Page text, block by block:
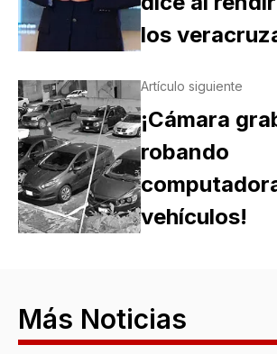
los
Artículo siguiente
¡Cámara
robando
vehículos!
Más Noticias